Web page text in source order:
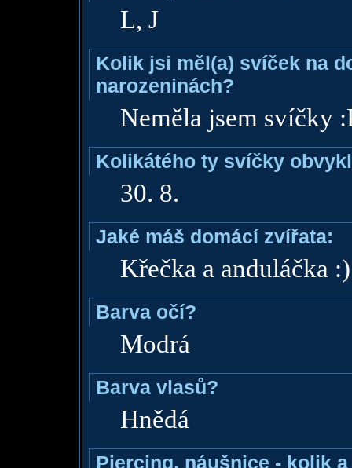
L, J
Kolik jsi měl(a) svíček na
narozeninách?
Neměla jsem svíčky
Kolikátého ty svíčky
30. 8.
Jaké máš domácí zvířata:
Křečka a anduláčka :)
Barva očí?
Modrá
Barva vlasů?
Hnědá
Piercing, náušnice - kolik